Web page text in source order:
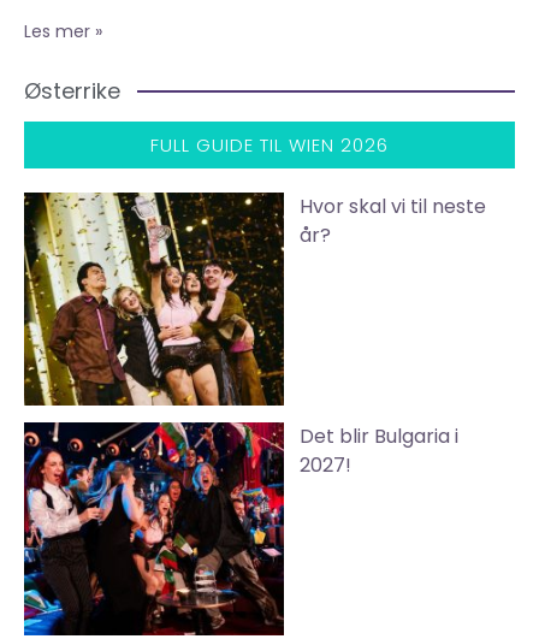
Les mer »
Østerrike
FULL GUIDE TIL WIEN 2026
Hvor skal vi til neste
år?
Det blir Bulgaria i
2027!